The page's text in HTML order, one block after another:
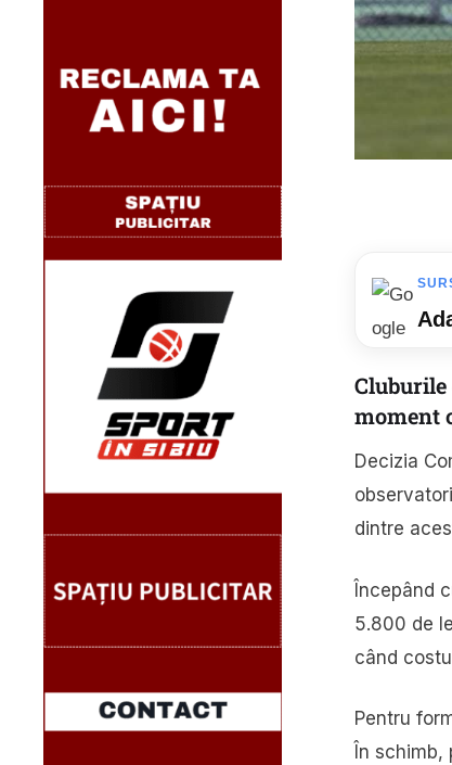
moment
Decizia
dintre
Începând
5.800 de
când
Pentru
În